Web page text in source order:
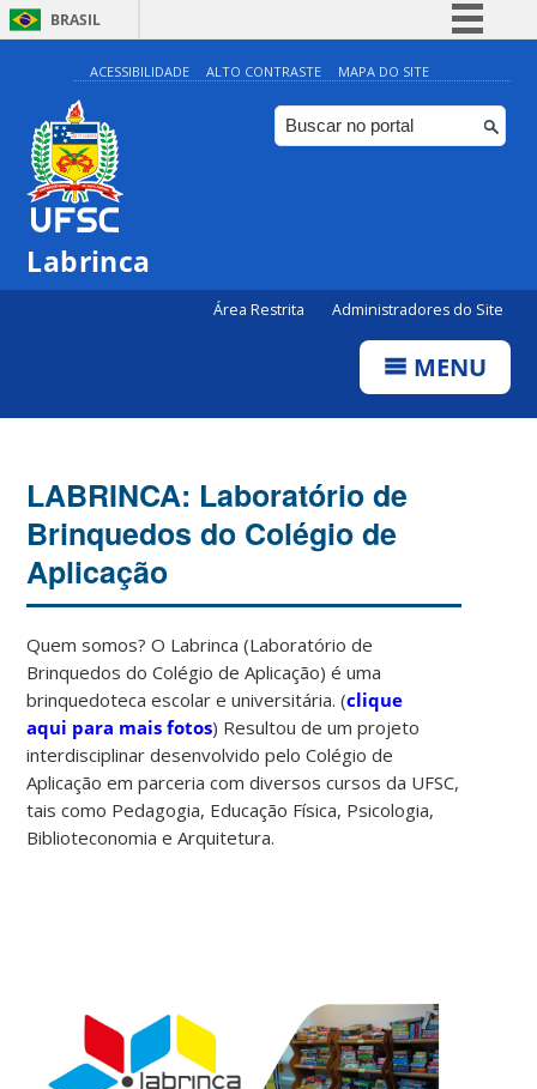
BRASIL
Simplifique!
Comunica BR
Participe
ACESSIBILIDADE ALTO CONTRASTE MAPA DO SITE
Labrinca
Área Restrita Administradores do Site
MENU
LABRINCA: Laboratório de
Brinquedos do Colégio de
Aplicação
Quem somos? O Labrinca (Laboratório de
Brinquedos do Colégio de Aplicação) é uma
brinquedoteca escolar e universitária. (clique
aqui para mais fotos) Resultou de um projeto
interdisciplinar desenvolvido pelo Colégio de
Aplicação em parceria com diversos cursos da UFSC,
tais como Pedagogia, Educação Física, Psicologia,
Biblioteconomia e Arquitetura.